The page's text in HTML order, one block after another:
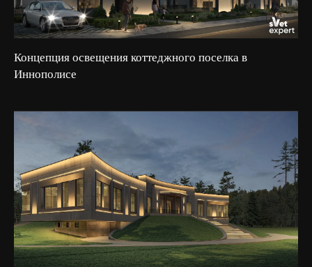
Концепция освещения коттеджного поселка в
Иннополисе